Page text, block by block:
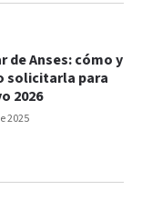
2025
de Anses: cómo y
solicitarla para
2026